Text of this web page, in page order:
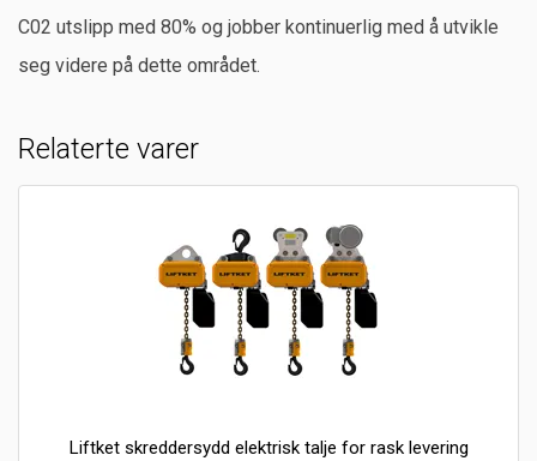
C02 utslipp med 80% og jobber kontinuerlig med å utvikle
seg videre på dette området.
Relaterte varer
Liftket skreddersydd elektrisk talje for rask levering